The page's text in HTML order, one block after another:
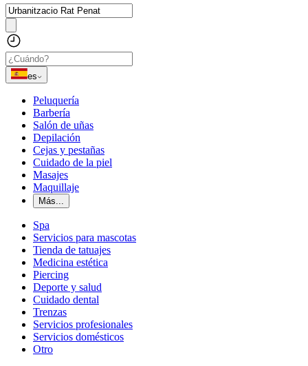
es
Peluquería
Barbería
Salón de uñas
Depilación
Cejas y pestañas
Cuidado de la piel
Masajes
Maquillaje
Más...
Spa
Servicios para mascotas
Tienda de tatuajes
Medicina estética
Piercing
Deporte y salud
Cuidado dental
Trenzas
Servicios profesionales
Servicios domésticos
Otro